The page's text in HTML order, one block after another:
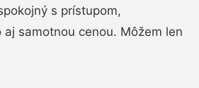
s prístupom,
aj samotnou cenou. Môžem len